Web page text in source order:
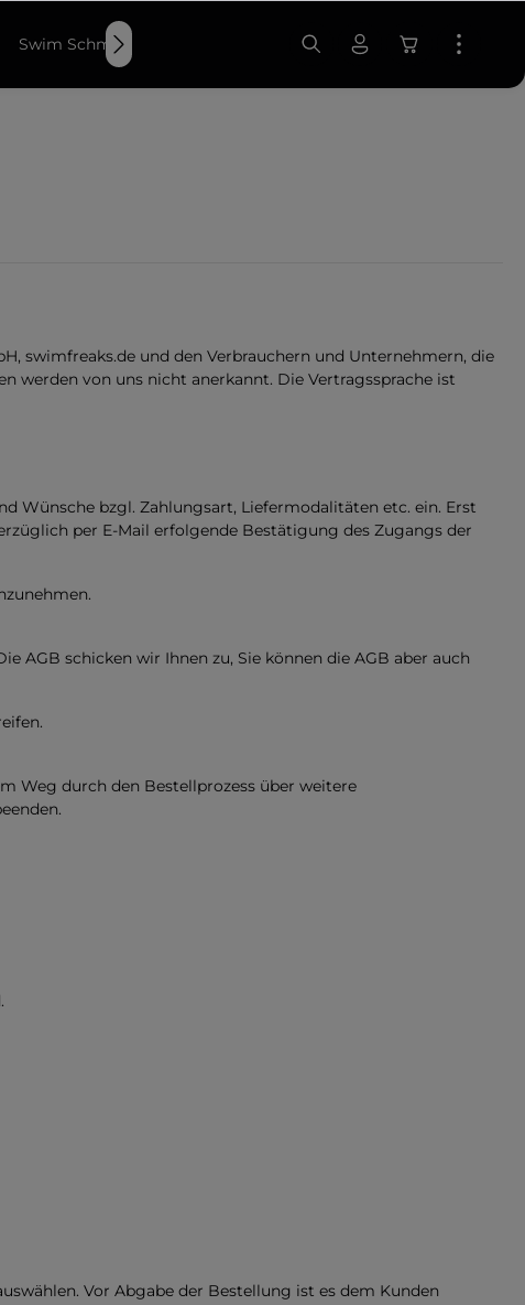
Swim Schmuck | by Ossidabile swimsportMagazine
swimfreaks.de und den Verbrauchern und Unternehmern, die
werden von uns nicht anerkannt. Die Vertragssprache ist
Wünsche bzgl. Zahlungsart, Liefermodalitäten etc. ein. Erst
per E-Mail erfolgende Bestätigung des Zugangs der
AGB schicken wir Ihnen zu, Sie können die AGB aber auch
Weg durch den Bestellprozess über weitere
Vor Abgabe der Bestellung ist es dem Kunden